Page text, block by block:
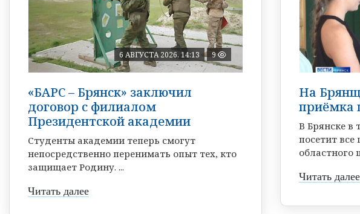
6 АВГУСТА 2026, 14:13 9
«БАРС – Брянск» заключил
договор с филиалом
Президентской академии
Студенты академии теперь смогут
непосредственно перенимать опыт тех, кто
защищает Родину. ...
Читать далее
На
приёмка
В Брянске в
посетит
областного
Читать далее